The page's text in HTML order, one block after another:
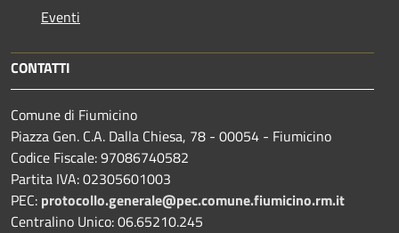
Eventi
CONTATTI
Comune di Fiumicino
Piazza Gen. C.A. Dalla Chiesa, 78 - 00054 - Fiumicino
Codice Fiscale: 97086740582
Partita IVA: 02305601003
PEC: protocollo.generale@pec.comune.fiumicino.rm.it
Centralino Unico: 06.65210.245